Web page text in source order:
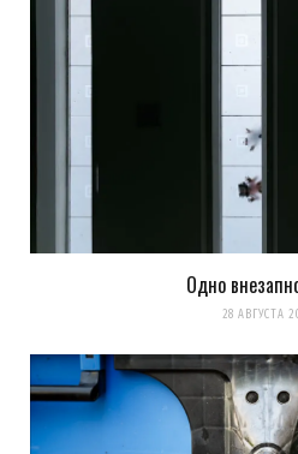
Одно
28 АВГУСТА